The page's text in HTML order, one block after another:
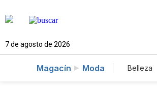
7 de agosto de 2026
Magacín Moda Belleza